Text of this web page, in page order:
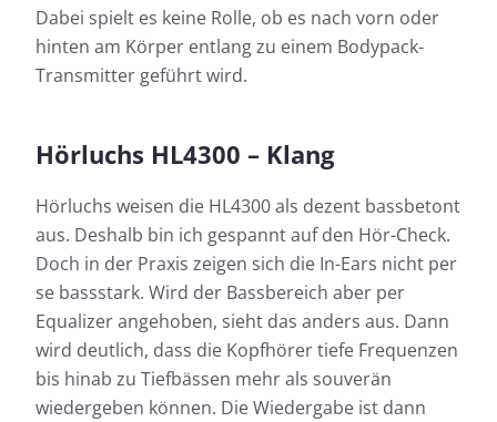
Dabei spielt es keine Rolle, ob es nach vorn oder
hinten am Körper entlang zu einem Bodypack-
Transmitter geführt wird.
Hörluchs HL4300 – Klang
Hörluchs weisen die HL4300 als dezent bassbetont
aus. Deshalb bin ich gespannt auf den Hör-Check.
Doch in der Praxis zeigen sich die In-Ears nicht per
se bassstark. Wird der Bassbereich aber per
Equalizer angehoben, sieht das anders aus. Dann
wird deutlich, dass die Kopfhörer tiefe Frequenzen
bis hinab zu Tiefbässen mehr als souverän
wiedergeben können. Die Wiedergabe ist dann